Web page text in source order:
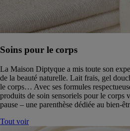
Soins pour le corps
La Maison Diptyque a mis toute son
de la beauté naturelle. Lait frais, gel
le corps… Avec ses formules
produits de soin sensoriels pour le corps
pause – une parenthèse dédiée au bien-
Tout voir